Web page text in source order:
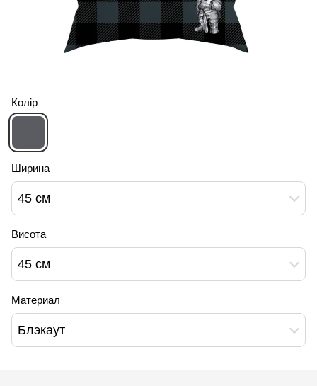
Колір
Ширина
45 см
Висота
45 см
Материал
Блэкаут